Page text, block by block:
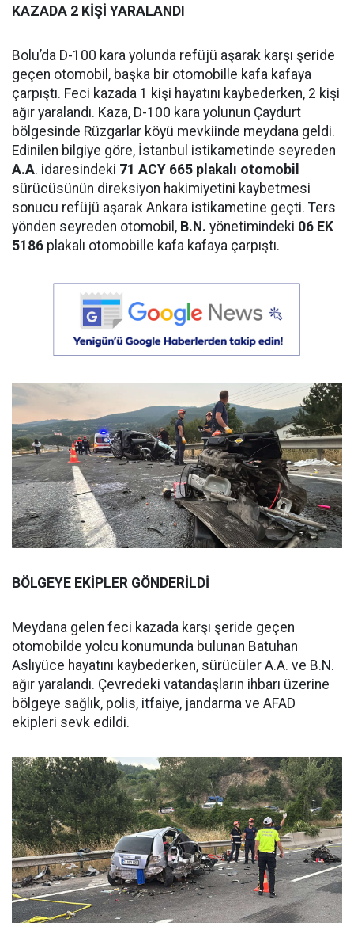
KAZADA 2 KİŞİ YARALANDI
Bolu’da D-100 kara yolunda refüjü aşarak karşı şeride
geçen otomobil, başka bir otomobille kafa kafaya
çarpıştı. Feci kazada 1 kişi hayatını kaybederken, 2 kişi
ağır yaralandı. Kaza, D-100 kara yolunun Çaydurt
bölgesinde Rüzgarlar köyü mevkiinde meydana geldi.
Edinilen bilgiye göre, İstanbul istikametinde seyreden
A.A. idaresindeki 71 ACY 665 plakalı otomobil
sürücüsünün direksiyon hakimiyetini kaybetmesi
sonucu refüjü aşarak Ankara istikametine geçti. Ters
yönden seyreden otomobil, B.N. yönetimindeki 06 EK
5186 plakalı otomobille kafa kafaya çarpıştı.
BÖLGEYE EKİPLER GÖNDERİLDİ
Meydana gelen feci kazada karşı şeride geçen
otomobilde yolcu konumunda bulunan Batuhan
Aslıyüce hayatını kaybederken, sürücüler A.A. ve B.N.
ağır yaralandı. Çevredeki vatandaşların ihbarı üzerine
bölgeye sağlık, polis, itfaiye, jandarma ve AFAD
ekipleri sevk edildi.